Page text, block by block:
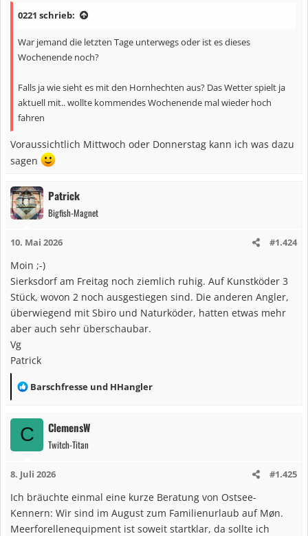
0221 schrieb:
War jemand die letzten Tage unterwegs oder ist es dieses
Wochenende noch?
Falls ja wie sieht es mit den Hornhechten aus? Das Wetter spielt ja
aktuell mit.. wollte kommendes Wochenende mal wieder hoch
fahren
Voraussichtlich Mittwoch oder Donnerstag kann ich was dazu
sagen
Patrick
Bigfish-Magnet
10. Mai 2026 #1.424
Moin ;-)
Sierksdorf am Freitag noch ziemlich ruhig. Auf Kunstköder 3
Stück, wovon 2 noch ausgestiegen sind. Die anderen Angler,
überwiegend mit Sbiro und Naturköder, hatten etwas mehr
aber auch sehr überschaubar.
Vg
Patrick
R
a
k
o
Barschfresse und HHangler
C ClemensW
Twitch-Titan
8. Juli 2026 #1.425
Ich bräuchte einmal eine kurze Beratung von Ostsee-
Kennern: Wir sind im August zum Familienurlaub auf Møn.
Meerforellenequipment ist soweit startklar, da sollte ich